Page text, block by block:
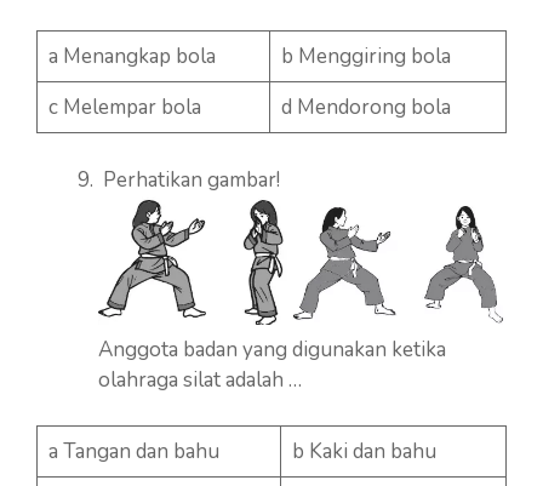
a Menangkap bola
b Menggiring bola
c Melempar bola
d Mendorong bola
Perhatikan gambar!
Anggota badan yang digunakan ketika
olahraga silat adalah …
a Tangan dan bahu
b Kaki dan bahu